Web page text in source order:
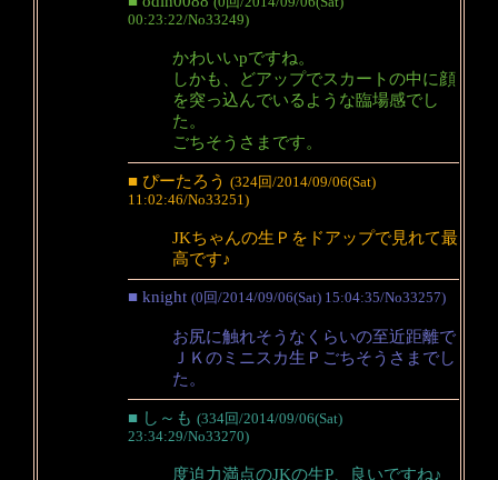
00:23:22/No33249)
かわいいpですね。
しかも、どアップでスカートの中に顔
を突っ込んでいるような臨場感でし
た。
ごちそうさまです。
■ ぴーたろう (324回/2014/09/06(Sat)
11:02:46/No33251)
JKちゃんの生Ｐをドアップで見れて最
高です♪
■ knight (0回/2014/09/06(Sat) 15:04:35/No33257)
お尻に触れそうなくらいの至近距離で
ＪＫのミニスカ生Ｐごちそうさまでし
た。
■ し～も (334回/2014/09/06(Sat)
23:34:29/No33270)
度迫力満点のJKの生P、良いですね♪